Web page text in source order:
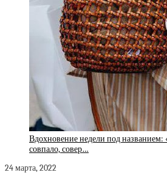
Вдохновение недели под названием:
совпало, совер…
24 марта, 2022